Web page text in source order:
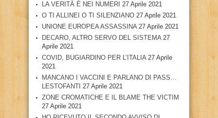
LA VERITÀ È NEI NUMERI 27 Aprile 2021
O TI ALLINEI O TI SILENZIANO 27 Aprile 2021
UNIONE EUROPEA ASSASSINA 27 Aprile 2021
DECARO, ALTRO SERVO DEL SISTEMA 27
Aprile 2021
COVID, BUGIARDINO PER L’ITALIA 27 Aprile
2021
MANCANO I VACCINI E PARLANO DI PASS…
LESTOFANTI 27 Aprile 2021
ZONE CROMATICHE E IL BLAME THE VICTIM
27 Aprile 2021